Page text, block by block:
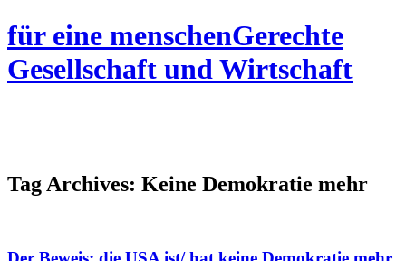
für eine menschenGerechte
Gesellschaft und Wirtschaft
Tag Archives: Keine Demokratie mehr